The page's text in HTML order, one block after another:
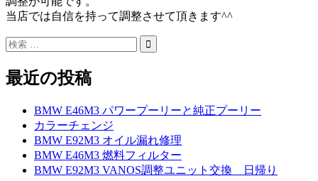
当店では自信を持って調整させて頂きます^^
最近の投稿
BMW E46M3 パワープーリーと純正プーリー
カラーチェンジ
BMW E92M3 オイル漏れ修理
BMW E46M3 燃料フィルター
BMW E92M3 VANOS調整ユニット交換 日帰り